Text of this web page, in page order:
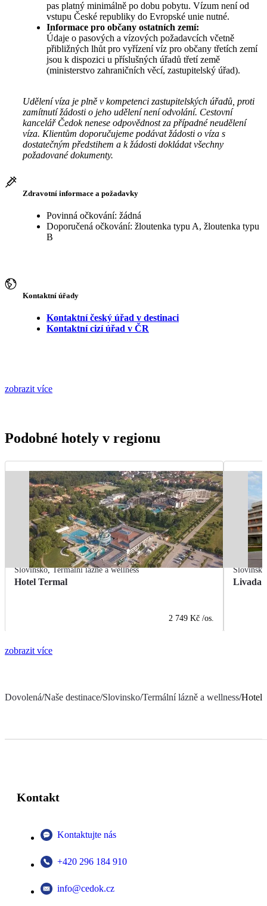
pas platný minimálně po dobu pobytu. Vízum není od
vstupu České republiky do Evropské unie nutné.
Informace pro občany ostatních zemí:
Údaje o pasových a vízových požadavcích včetně
přibližných lhůt pro vyřízení víz pro občany třetích zemí
jsou k dispozici u příslušných úřadů třetí země
(ministerstvo zahraničních věcí, zastupitelský úřad).
Udělení víza je plně v kompetenci zastupitelských úřadů, proti
zamítnutí žádosti o jeho udělení není odvolání. Cestovní
kancelář Čedok nenese odpovědnost za případné neudělení
víza. Klientům doporučujeme podávat žádosti o víza s
dostatečným předstihem a k žádosti dokládat všechny
požadované dokumenty.
Zdravotní informace a požadavky
Povinná očkování: žádná
Doporučená očkování: žloutenka typu A, žloutenka typu
B
Kontaktní úřady
Kontaktní český úřad v destinaci
Kontaktní cizí úřad v ČR
zobrazit více
Podobné hotely v regionu
Slovinsko,Termální lázně a wellness
Hotel Termal
2 749 Kč /os.
Slovinsko
Livada
zobrazit více
Dovolená/Naše destinace/Slovinsko/Termální lázně a wellness/Hotel
Kontakt
Kontaktujte nás
+420 296 184 910
info@cedok.cz